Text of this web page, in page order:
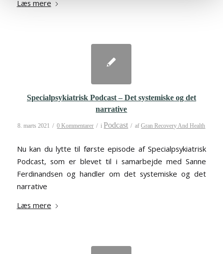
Læs mere
Specialpsykiatrisk Podcast – Det systemiske og det
narrative
8. marts 2021 / 0 Kommentarer / i Podcast / afGran Recovery And Health
Nu kan du lytte til første episode af Specialpsykiatrisk
Podcast, som er blevet til i samarbejde med Sanne
Ferdinandsen og handler om det systemiske og det
narrative
Læs mere